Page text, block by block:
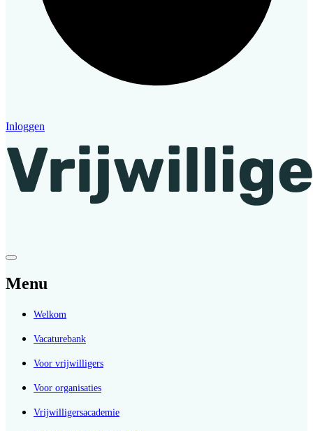
Inloggen
Menu
Welkom
Vacaturebank
Voor vrijwilligers
Voor organisaties
Vrijwilligersacademie